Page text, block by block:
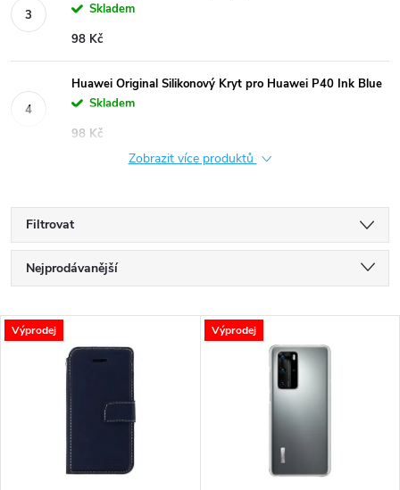
Skladem
98 Kč
Huawei Original Silikonový Kryt pro Huawei P40 Ink Blue
Skladem
98 Kč
Zobrazit více produktů
Filtrovat
Ř
a
Nejprodávanější
Nejdražší
Abecedně
V
Výprodej Výprodej